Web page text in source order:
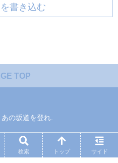
書き込む
TOP
の坂道を登れ.
検索 トップ サイド